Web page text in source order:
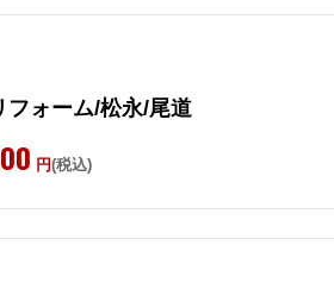
フォーム/松永/尾道
円(税込)